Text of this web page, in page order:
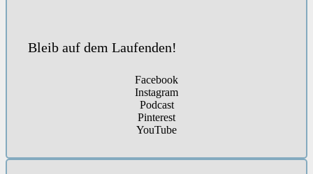
Bleib auf dem Laufenden!
Facebook
Instagram
Podcast
Pinterest
YouTube